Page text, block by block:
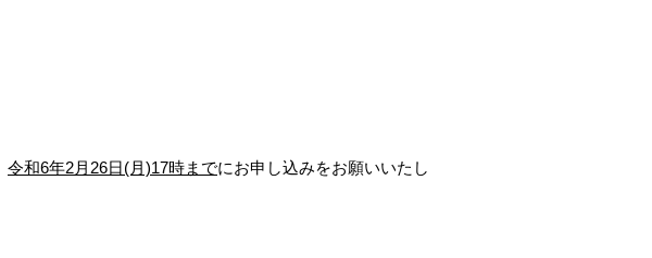
令和6年2月26日(月)17時までにお申し込みをお願いいたし